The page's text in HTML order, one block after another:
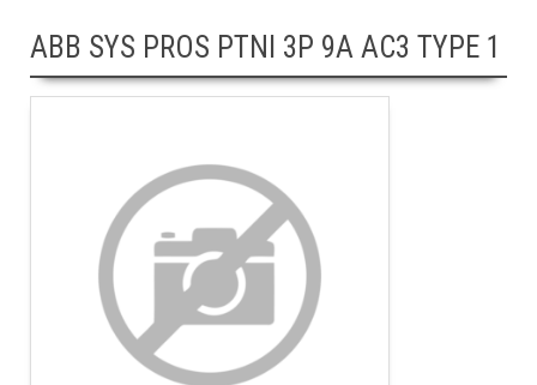
ABB SYS PROS PTNI 3P 9A AC3 TYPE 1